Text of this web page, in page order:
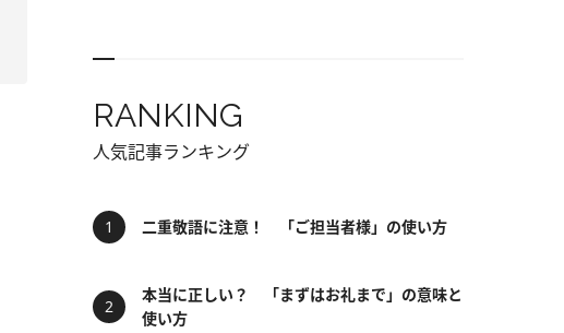
RANKING
人気記事ランキング
二重敬語に注意！ 「ご担当者様」の使い方
本当に正しい？ 「まずはお礼まで」の意味と
使い方